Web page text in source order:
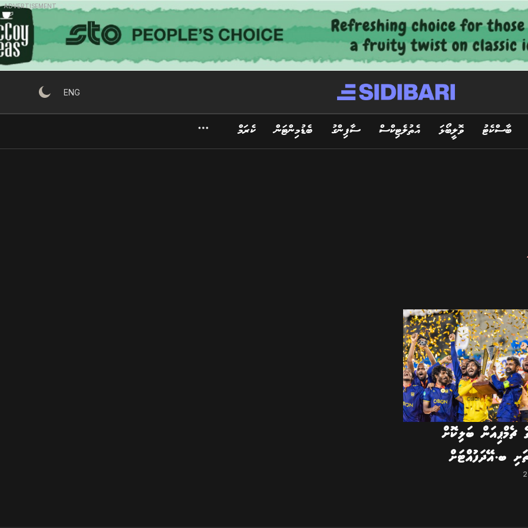
ADVERTISEMENT
ENG
ބާސްކެޓު ވޮލީބޯޅަ އެތުލެޓިކްސް ސާފިންގު ބެޑުމިންޓަން ކެރަމް
ޗެމްޕިއަން ބަލިކޮށް
ބ.އޭދަފުއްޓަށް